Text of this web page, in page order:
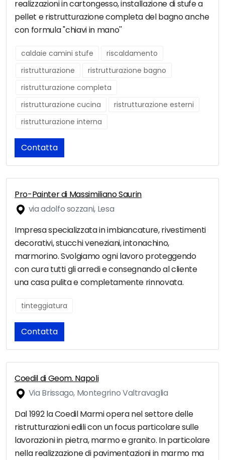
realizzazioni in cartongesso, installazione di stufe a
pellet e ristrutturazione completa del bagno anche
con formula ''chiavi in mano''
caldaie camini stufe
riscaldamento
ristrutturazione
ristrutturazione bagno
ristrutturazione completa
ristrutturazione cucina
ristrutturazione esterni
ristrutturazione interna
Contatta
Pro-Painter di Massimiliano Saurin
via adolfo sozzani, Lesa
Impresa specializzata in imbiancature, rivestimenti
decorativi, stucchi veneziani, intonachino,
marmorino. Svolgiamo ogni lavoro proteggendo
con cura tutti gli arredi e consegnando al cliente
una casa pulita e completamente rinnovata.
tinteggiatura
Contatta
Coedil di Geom. Napoli
Via Brissago, Montegrino Valtravaglia
Dal 1992 la Coedil Marmi opera nel settore delle
ristrutturazioni edili con un focus particolare sulle
lavorazioni in pietra, marmo e granito. In particolare
nella realizzazione di pavimentazioni in marmo ma